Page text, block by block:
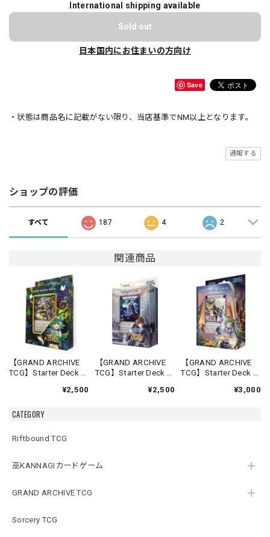
CATEGORY
Riftbound TCG
巫KANNAGIカードゲーム
GRAND ARCHIVE TCG
Sorcery TCG
International shipping available
Sold out
日本国内にお住まいの方向け
Save
・状態は商品名に記載がない限り、当店基準でNM以上となります。
通報する
ショップの評価
すべて 187 4 2
関連商品
【GRAND ARCHIVE
TCG】Starter Deck -
Ashes】《英語版》
¥2,500
【GRAND ARCHIVE
TCG】Starter Deck -
Ashes】《英語版》
¥2,500
【GRAND ARCHIVE
TCG】Starter Deck -
Ashes】《英語版》
¥3,000